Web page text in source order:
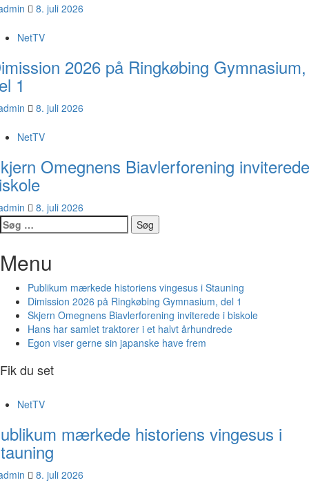
8. juli 2026
NetTV
2026 på Ringkøbing Gymnasium,
1
8. juli 2026
NetTV
Omegnens Biavlerforening
8. juli 2026
Søg
efter:
Menu
Publikum mærkede historiens vingesus i Stauning
Dimission 2026 på Ringkøbing Gymnasium, del 1
Skjern Omegnens Biavlerforening inviterede i biskole
Hans har samlet traktorer i et halvt århundrede
Egon viser gerne sin japanske have frem
Fik du set
NetTV
mærkede historiens vingesus i
8. juli 2026